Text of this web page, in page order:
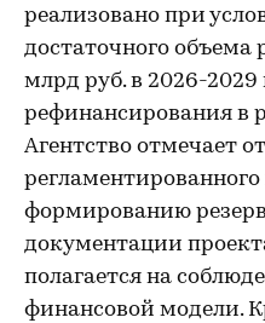
реализовано при
достаточного объема
млрд руб. в 2026-2029
рефинансирования в
Агентство отмечает
формированию
документации
полагается на
финансовой модели.